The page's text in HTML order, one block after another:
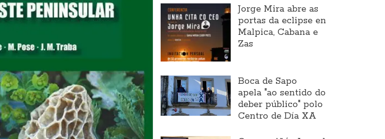
Jorge Mira abre as
portas da eclipse en
Malpica, Cabana e
Zas
Boca de Sapo
apela "ao sentido do
deber público" polo
Centro de Día XA